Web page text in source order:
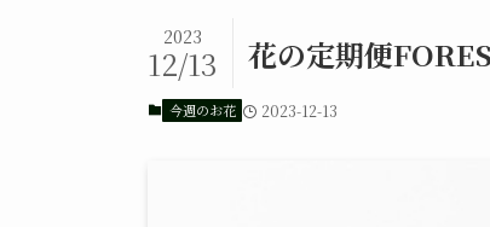
花の定期便
2023
12/13
今週のお花 2023-12-13